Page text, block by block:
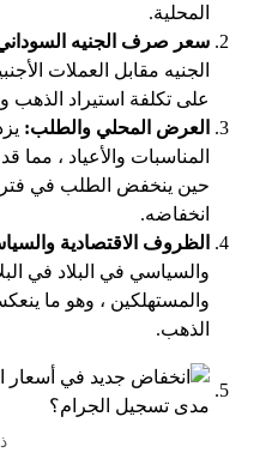
المحلية.
سعر صرف الجنيه
الجنيه مقابل العملات
على تكلفة استيراد الذهب
العرض المحلي والطلب:
المناسبات والأعياد ، مما
حين ينخفض ​​الطلب في
انخفاضه.
الظروف الاقتصادية
والسياسي في البلاد في
والمستهلكين ، وهو ما
الذهب.